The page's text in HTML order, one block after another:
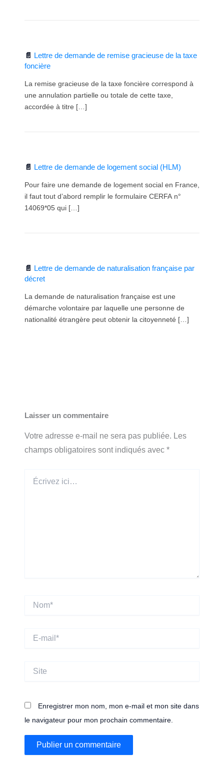
Lettre de demande de remise gracieuse de la taxe
foncière
La remise gracieuse de la taxe foncière correspond à
une annulation partielle ou totale de cette taxe,
accordée à titre […]
Lettre de demande de logement social (HLM)
Pour faire une demande de logement social en France,
il faut tout d’abord remplir le formulaire CERFA n°
14069*05 qui […]
Lettre de demande de naturalisation française par
décret
La demande de naturalisation française est une
démarche volontaire par laquelle une personne de
nationalité étrangère peut obtenir la citoyenneté […]
Laisser un commentaire
Votre adresse e-mail ne sera pas publiée. Les
champs obligatoires sont indiqués avec *
ici…
mail*
Enregistrer mon nom, mon e-mail et mon site dans
le navigateur pour mon prochain commentaire.